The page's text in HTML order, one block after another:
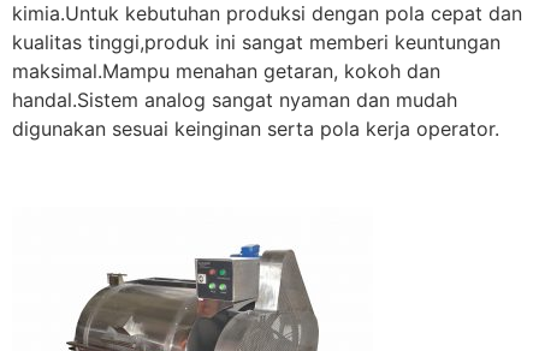
kimia.Untuk kebutuhan produksi dengan pola cepat dan
kualitas tinggi,produk ini sangat memberi keuntungan
maksimal.Mampu menahan getaran, kokoh dan
handal.Sistem analog sangat nyaman dan mudah
digunakan sesuai keinginan serta pola kerja operator.